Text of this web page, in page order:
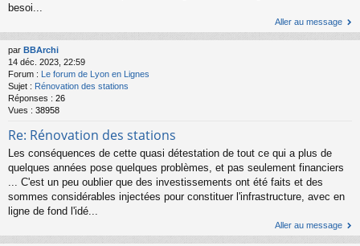
besoi...
Aller au message
par BBArchi
14 déc. 2023, 22:59
Forum : Le forum de Lyon en Lignes
Sujet : Rénovation des stations
Réponses : 26
Vues : 38958
Re: Rénovation des stations
Les conséquences de cette quasi détestation de tout ce qui a plus de
quelques années pose quelques problèmes, et pas seulement financiers
... C'est un peu oublier que des investissements ont été faits et des
sommes considérables injectées pour constituer l'infrastructure, avec en
ligne de fond l'idé...
Aller au message